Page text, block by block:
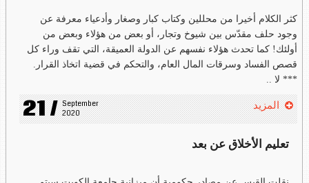
كثر الكلام أخيرا من محللين وكتاب كبار وصغار وأدعياء معرفة عن
وجود حلف مقدّس بين شيوخ وتجار، أو بعض من هؤلاء وبعض من
أولئك! كما تحدث هؤلاء نفسهم عن الدولة العميقة، التي تقف وراء كل
قصص الفساد وسرقات المال العام، والتحكم في قضية اتخاذ القرار.
*** لا ..
21 / September
2020
المزيد
تعليم الأخلاق عن بعد